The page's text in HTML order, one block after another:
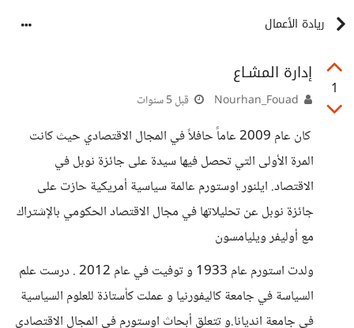
ريادة الأعمال
1
إدارة المشـاع
قبل 5 سنوات
كان عام 2009 عاماً حافلاً في المجال الاقتصادي حيث كانت
المرة الأولى التي تحصل فيها سيدة على جائزة نوبل في
الاقتصاد. ايلنور اوستورم عالمة سياسية أمريكية حازت على
جائزة نوبل عن تحليلاتها في مجال الاقتصاد الحكومي بالإشتراك
مع أوليفر ويليامسون
ولدت استورم عام 1933 و توفيت في عام 2012 . درست علم
السياسة في جامعة كاليفورنيا و عملت كأستاذة للعلوم السياسية
في جامعة انديانا.و تتعلق أبحاث اوستورم في المجال الاقتصادي